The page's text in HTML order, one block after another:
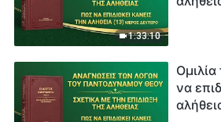
1:33:10
να